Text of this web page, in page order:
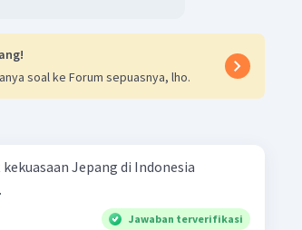
soal ke Forum sepuasnya, lho.
Jepang di Indonesia
Jawaban terverifikasi